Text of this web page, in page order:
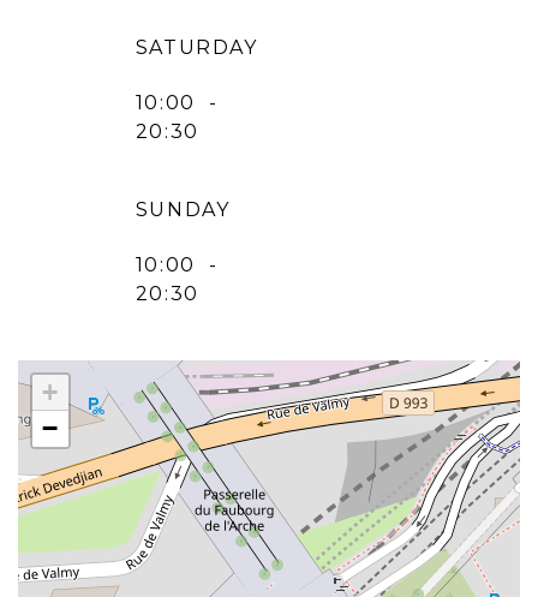
SATURDAY
10:00 -
20:30
SUNDAY
10:00 -
20:30
+
−